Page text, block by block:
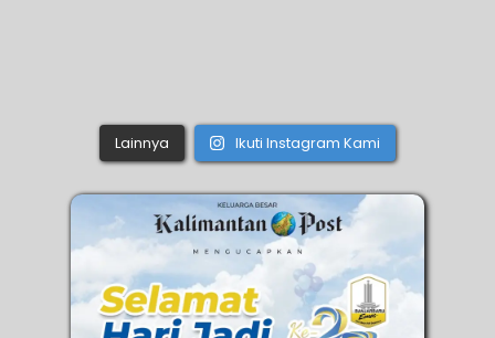
Lainnya Ikuti Instagram Kami